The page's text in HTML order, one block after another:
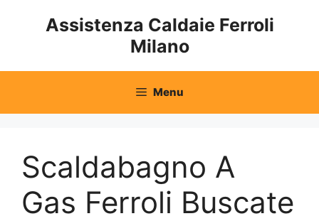
Assistenza Caldaie Ferroli
Milano
Menu
Scaldabagno A
Gas Ferroli Buscate